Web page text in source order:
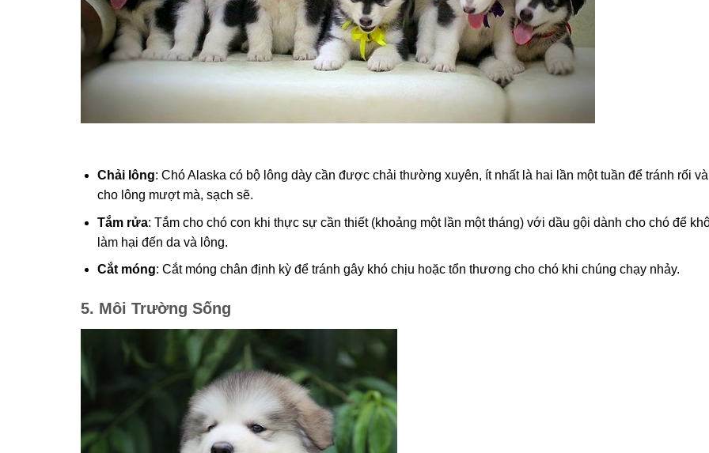
Chải lông: Chó Alaska có bộ lông dày cần được chải thường xuyên, ít nhất là hai lần một tuần để tránh rối
cho lông mượt mà, sạch sẽ.
Tắm rửa: Tắm cho chó con khi thực sự cần thiết (khoảng một lần một tháng) với dầu gội dành cho chó để
làm hại đến da và lông.
Cắt móng: Cắt móng chân định kỳ để tránh gây khó chịu hoặc tổn thương cho chó khi chúng chạy nhảy.
5. Môi Trường Sống